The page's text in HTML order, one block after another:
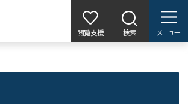
閲覧支援 検索 メニュー